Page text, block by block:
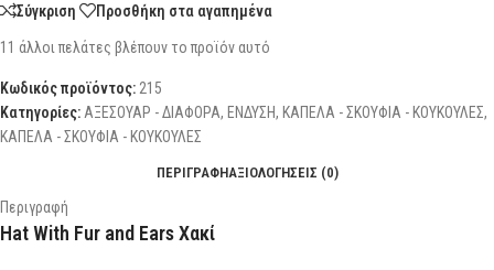
Σύγκριση Προσθήκη στα αγαπημένα
11 άλλοι πελάτες βλέπουν το προϊόν αυτό
Κωδικός προϊόντος:215
Κατηγορίες:ΑΞΕΣΟΥΑΡ - ΔΙΑΦΟΡΑ, ΕΝΔΥΣΗ, ΚΑΠΕΛΑ - ΣΚΟΥΦΙΑ - ΚΟΥΚΟΥΛΕΣ,
ΚΑΠΕΛΑ - ΣΚΟΥΦΙΑ - ΚΟΥΚΟΥΛΕΣ
ΠΕΡΙΓΡΑΦΉΑΞΙΟΛΟΓΉΣΕΙΣ (0)
Περιγραφή
Hat With Fur and Ears Χακί